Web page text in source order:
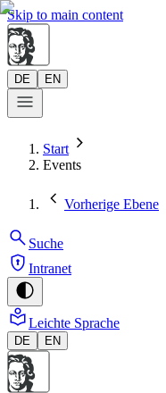
Skip to main content
DE EN
Start
Events
Vorherige Ebene
Suche
Intranet
Leichte Sprache
DE EN